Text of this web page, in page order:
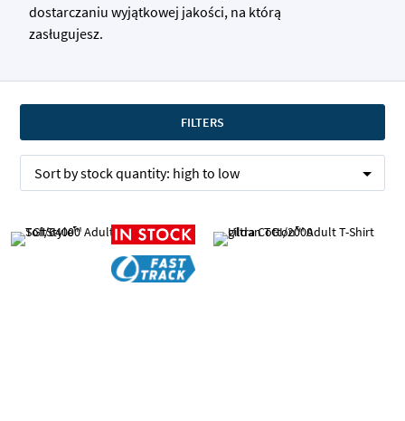
dostarczaniu wyjątkowej jakości, na którą
zasługujesz.
FILTERS
Sort bystock quantity: high to low